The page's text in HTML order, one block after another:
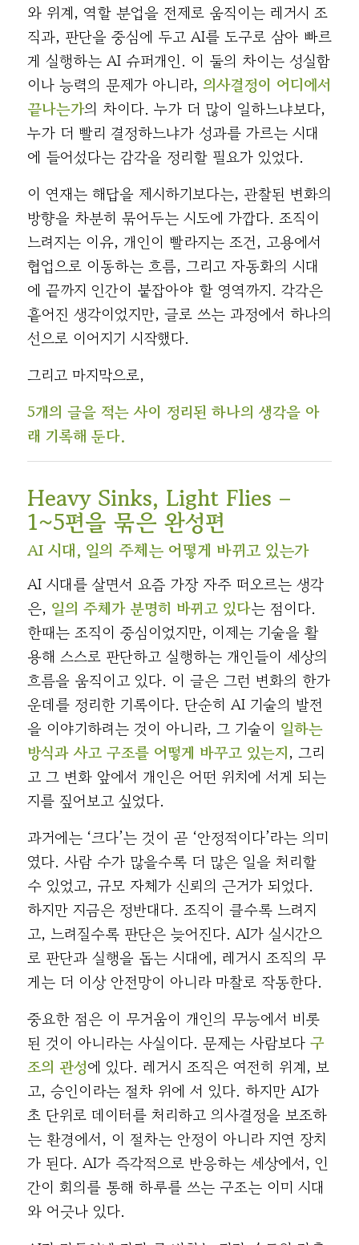
와 위계, 역할 분업을 전제로 움직이는 레거시 조
직과, 판단을 중심에 두고 AI를 도구로 삼아 빠르
게 실행하는 AI 슈퍼개인. 이 둘의 차이는 성실함
이나 능력의 문제가 아니라, 의사결정이 어디에서
끝나는가의 차이다. 누가 더 많이 일하느냐보다,
누가 더 빨리 결정하느냐가 성과를 가르는 시대
에 들어섰다는 감각을 정리할 필요가 있었다.
이 연재는 해답을 제시하기보다는, 관찰된 변화의
방향을 차분히 묶어두는 시도에 가깝다. 조직이
느려지는 이유, 개인이 빨라지는 조건, 고용에서
협업으로 이동하는 흐름, 그리고 자동화의 시대
에 끝까지 인간이 붙잡아야 할 영역까지. 각각은
흩어진 생각이었지만, 글로 쓰는 과정에서 하나의
선으로 이어지기 시작했다.
그리고 마지막으로,
5개의 글을 적는 사이 정리된 하나의 생각을 아
래 기록해 둔다.
Heavy Sinks, Light Flies –
1~5편을 묶은 완성편
AI 시대, 일의 주체는 어떻게 바뀌고 있는가
AI 시대를 살면서 요즘 가장 자주 떠오르는 생각
은, 일의 주체가 분명히 바뀌고 있다는 점이다.
한때는 조직이 중심이었지만, 이제는 기술을 활
용해 스스로 판단하고 실행하는 개인들이 세상의
흐름을 움직이고 있다. 이 글은 그런 변화의 한가
운데를 정리한 기록이다. 단순히 AI 기술의 발전
을 이야기하려는 것이 아니라, 그 기술이 일하는
방식과 사고 구조를 어떻게 바꾸고 있는지, 그리
고 그 변화 앞에서 개인은 어떤 위치에 서게 되는
지를 짚어보고 싶었다.
과거에는 ‘크다’는 것이 곧 ‘안정적이다’라는 의미
였다. 사람 수가 많을수록 더 많은 일을 처리할
수 있었고, 규모 자체가 신뢰의 근거가 되었다.
하지만 지금은 정반대다. 조직이 클수록 느려지
고, 느려질수록 판단은 늦어진다. AI가 실시간으
로 판단과 실행을 돕는 시대에, 레거시 조직의 무
게는 더 이상 안전망이 아니라 마찰로 작동한다.
중요한 점은 이 무거움이 개인의 무능에서 비롯
된 것이 아니라는 사실이다. 문제는 사람보다 구
조의 관성에 있다. 레거시 조직은 여전히 위계, 보
고, 승인이라는 절차 위에 서 있다. 하지만 AI가
초 단위로 데이터를 처리하고 의사결정을 보조하
는 환경에서, 이 절차는 안정이 아니라 지연 장치
가 된다. AI가 즉각적으로 반응하는 세상에서, 인
간이 회의를 통해 하루를 쓰는 구조는 이미 시대
와 어긋나 있다.